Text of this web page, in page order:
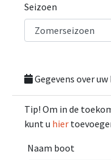
Seizoen
Gegevens over
Tip! Om in de
kunt u hier
Naam boot